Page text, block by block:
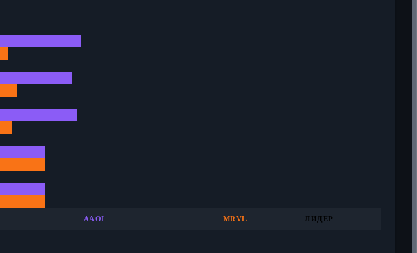
AAOI MRVL ЛИДЕР